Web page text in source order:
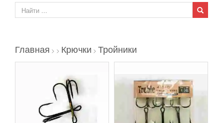
Главная > > Крючки > Тройники